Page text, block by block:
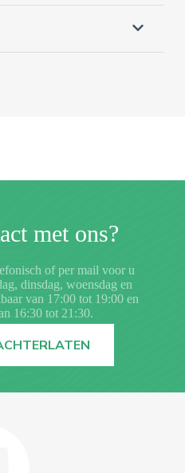
met ons?
of per mail voor u
dinsdag, woensdag en
van 17:00 tot 19:00 en
16:30 tot 21:30.